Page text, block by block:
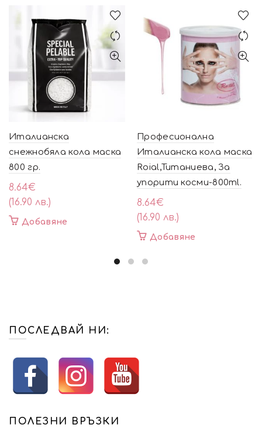
Италианска
снежнобяла кола маска
800 гр.
8.64€
(16.90 лв.)
Добавяне
Професионална
Италианска кола маска
Roial,Титаниева, За
упорити косми-800ml.
8.64€
(16.90 лв.)
Добавяне
ПОСЛЕДВАЙ НИ:
ПОЛЕЗНИ ВРЪЗКИ